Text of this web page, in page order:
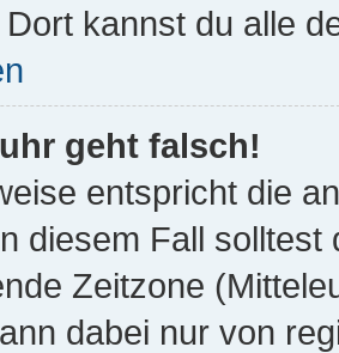
kannst du alle
geht falsch!
entspricht die
diesem Fall solltest
Zeitzone
dabei nur von